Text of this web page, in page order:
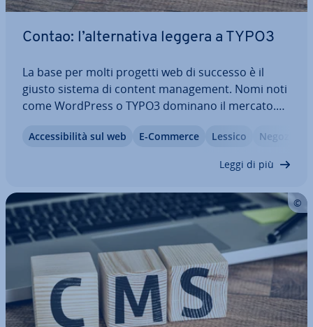
Contao: l’al­ter­na­ti­va leggera a TYPO3
La base per molti progetti web di successo è il
giusto sistema di content ma­na­ge­ment. Nomi noti
come WordPress o TYPO3 dominano il mercato.
soluzione più snella, ma suf­fi­cien­te­men­te fun­zio­
Ac­ces­si­bi­li­tà sul web E-Commerce Lessico Negozio
Leggi di più